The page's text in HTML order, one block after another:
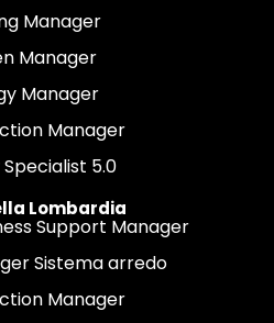
Manager
Manager
Manager
Manager
5.0
Lombardia
Support Manager
Sistema arredo
Manager